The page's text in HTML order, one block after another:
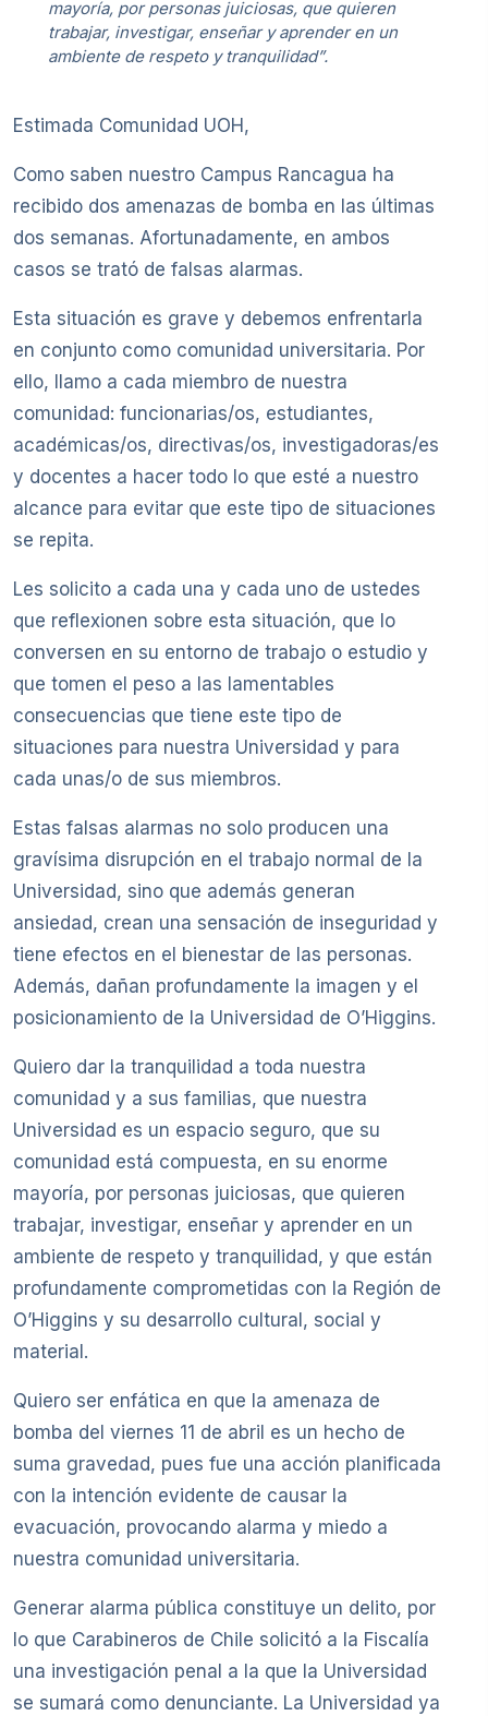
mayoría, por personas juiciosas, que quieren
trabajar, investigar, enseñar y aprender en un
ambiente de respeto y tranquilidad”.
Estimada Comunidad UOH,
Como saben nuestro Campus Rancagua ha
recibido dos amenazas de bomba en las últimas
dos semanas. Afortunadamente, en ambos
casos se trató de falsas alarmas.
Esta situación es grave y debemos enfrentarla
en conjunto como comunidad universitaria. Por
ello, llamo a cada miembro de nuestra
comunidad: funcionarias/os, estudiantes,
académicas/os, directivas/os, investigadoras/es
y docentes a hacer todo lo que esté a nuestro
alcance para evitar que este tipo de situaciones
se repita.
Les solicito a cada una y cada uno de ustedes
que reflexionen sobre esta situación, que lo
conversen en su entorno de trabajo o estudio y
que tomen el peso a las lamentables
consecuencias que tiene este tipo de
situaciones para nuestra Universidad y para
cada unas/o de sus miembros.
Estas falsas alarmas no solo producen una
gravísima disrupción en el trabajo normal de la
Universidad, sino que además generan
ansiedad, crean una sensación de inseguridad y
tiene efectos en el bienestar de las personas.
Además, dañan profundamente la imagen y el
posicionamiento de la Universidad de O’Higgins.
Quiero dar la tranquilidad a toda nuestra
comunidad y a sus familias, que nuestra
Universidad es un espacio seguro, que su
comunidad está compuesta, en su enorme
mayoría, por personas juiciosas, que quieren
trabajar, investigar, enseñar y aprender en un
ambiente de respeto y tranquilidad, y que están
profundamente comprometidas con la Región de
O’Higgins y su desarrollo cultural, social y
material.
Quiero ser enfática en que la amenaza de
bomba del viernes 11 de abril es un hecho de
suma gravedad, pues fue una acción planificada
con la intención evidente de causar la
evacuación, provocando alarma y miedo a
nuestra comunidad universitaria.
Generar alarma pública constituye un delito, por
lo que Carabineros de Chile solicitó a la Fiscalía
una investigación penal a la que la Universidad
se sumará como denunciante. La Universidad ya